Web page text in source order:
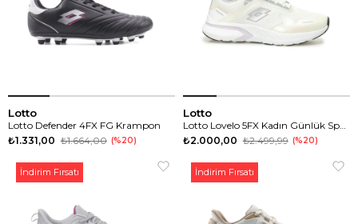
Lotto
Lotto Defender 4FX FG Krampon
₺1.331,00 ₺1.664,00 %20
Lotto
₺2.000,00 ₺2.499,99 %20
İndirim Fırsatı İndirim Fırsatı